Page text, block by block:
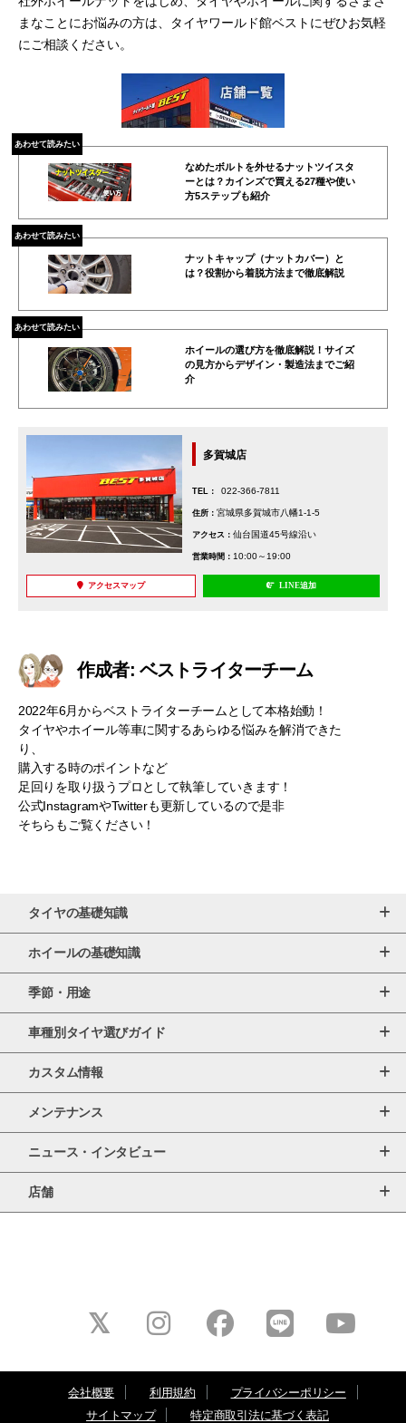
まなことにお悩みの方は、タイヤワールド館ベストにぜひお気軽
にご相談ください。
あわせて読みたい
なめたボルトを外せるナットツイスタ
ーとは？カインズで買える27種や使い
方5ステップも紹介
あわせて読みたい
ナットキャップ（ナットカバー）と
は？役割から着脱方法まで徹底解説
あわせて読みたい
ホイールの選び方を徹底解説！サイズ
の見方からデザイン・製造法までご紹
介
多賀城店
TEL： 022-366-7811
住所：宮城県多賀城市八幡1-1-5
アクセス：仙台国道45号線沿い
営業時間： 10:00～19:00
アクセスマップ LINE追加
作成者: ベストライターチーム
2022年6月からベストライターチームとして本格始動！
タイヤやホイール等車に関するあらゆる悩みを解消できた
り、
購入する時のポイントなど
足回りを取り扱うプロとして執筆していきます！
公式InstagramやTwitterも更新しているので是非
そちらもご覧ください！
タイヤの基礎知識
ホイールの基礎知識
季節・用途
車種別タイヤ選びガイド
カスタム情報
メンテナンス
ニュース・インタビュー
店舗
会社概要 利用規約
プライバシーポリシー
サイトマップ
特定商取引法に基づく表記